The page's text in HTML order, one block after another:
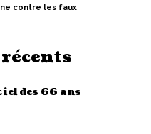
contre les faux
des 66 ans